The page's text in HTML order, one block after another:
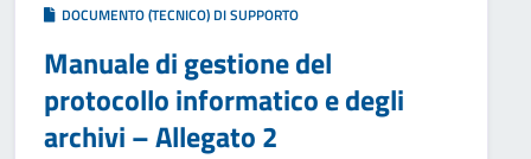
DOCUMENTO (TECNICO) DI SUPPORTO
Manuale di gestione del
protocollo informatico e degli
archivi – Allegato 2